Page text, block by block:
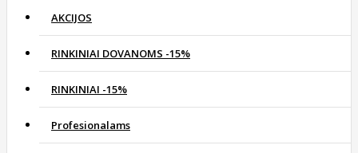
AKCIJOS
RINKINIAI DOVANOMS -15%
RINKINIAI -15%
Profesionalams